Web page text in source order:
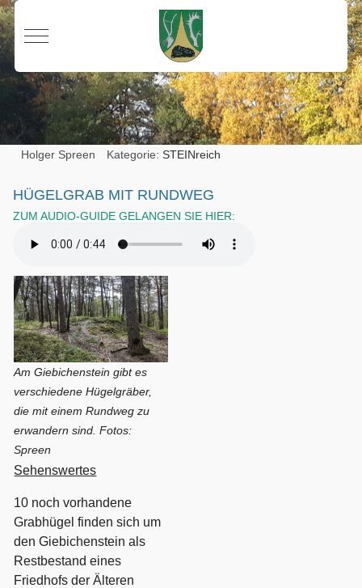
Mobile Menu Toggle
Holger Spreen Kategorie:STEINreich
HÜGELGRAB MIT RUNDWEG
ZUM AUDIO-GUIDE GELANGEN SIE HIER:
Am Giebichenstein gibt es
verschiedene Hügelgräber,
die mit einem Rundweg zu
erwandern sind. Fotos:
Spreen
Sehenswertes
10 noch vorhandene
Grabhügel finden sich um
den Giebichenstein als
Restbestand eines
Friedhofs der Älteren